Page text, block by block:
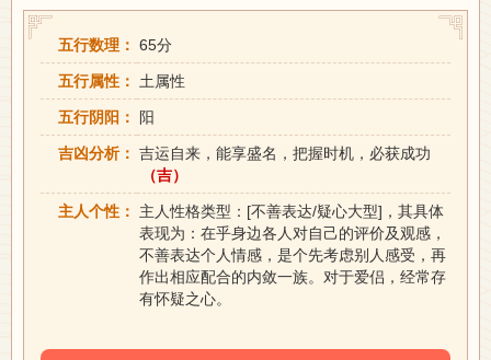
五行数理： 65分
五行属性： 土属性
五行阴阳： 阳
吉凶分析： 吉运自来，能享盛名，把握时机，必获成功
（吉）
主人个性：
主人性格类型：[不善表达/疑心大型]，其具体
表现为：在乎身边各人对自己的评价及观感，
不善表达个人情感，是个先考虑别人感受，再
作出相应配合的内敛一族。对于爱侣，经常存
有怀疑之心。